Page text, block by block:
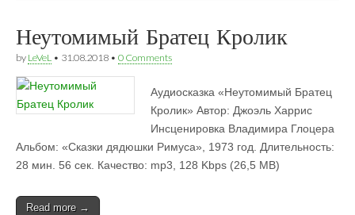
Неутомимый Братец Кролик
by LeVeL • 31.08.2018 • 0 Comments
Аудиосказка «Неутомимый Братец
Кролик» Автор: Джоэль Харрис
Инсценировка Владимира Глоцера
Альбом: «Сказки дядюшки Римуса», 1973 год. Длительность:
28 мин. 56 сек. Качество: mp3, 128 Kbps (26,5 MB)
Read more →